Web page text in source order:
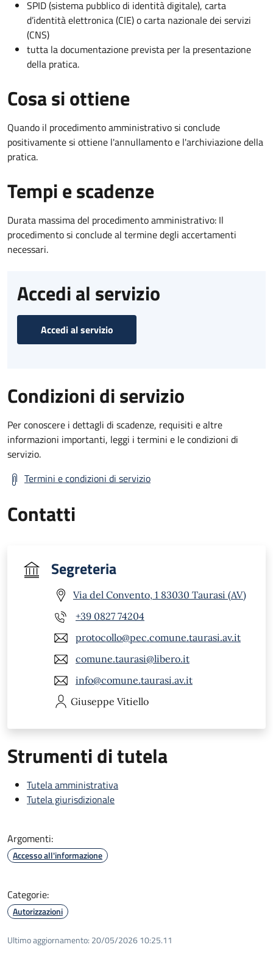
SPID (sistema pubblico di identità digitale), carta
d’identità elettronica (CIE) o carta nazionale dei servizi
(CNS)
tutta la documentazione prevista per la presentazione
della pratica.
Cosa si ottiene
Quando il procedimento amministrativo si conclude
positivamente si ottiene l'annullamento e l'archiviazione della
pratica.
Tempi e scadenze
Durata massima del procedimento amministrativo: Il
procedimento si conclude al termine degli accertamenti
necessari.
Accedi al servizio
Accedi al servizio
Condizioni di servizio
Per conoscere i dettagli di scadenze, requisiti e altre
informazioni importanti, leggi i termini e le condizioni di
servizio.
Termini e condizioni di servizio
Contatti
Segreteria
Via del Convento, 1 83030 Taurasi (AV)
+39 0827 74204
protocollo@pec.comune.taurasi.av.it
comune.taurasi@libero.it
info@comune.taurasi.av.it
Giuseppe Vitiello
Strumenti di tutela
Tutela amministrativa
Tutela giurisdizionale
Argomenti:
Accesso all'informazione
Categorie:
Autorizzazioni
Ultimo aggiornamento: 20/05/2026 10:25.11